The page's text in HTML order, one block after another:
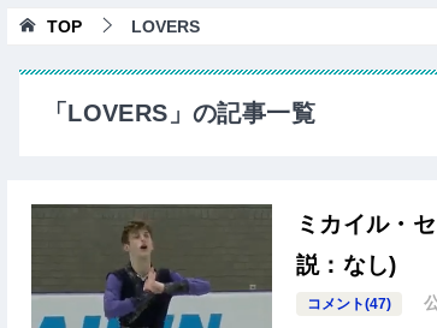
TOP LOVERS
「LOVERS」の記事一覧
ミカイル・
説：なし)
コメント(47)